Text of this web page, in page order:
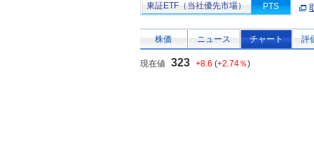
東証ETF（当社優先市場） PTS
株価 ニュース チャート 評
現在値 323 +8.6 (+2.74％)